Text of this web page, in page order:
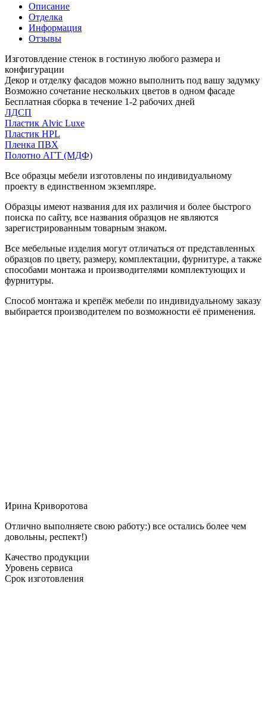
Описание
Отделка
Информация
Отзывы
Изготовлдение стенок в гостиную любого размера и
конфигурации
Декор и отделку фасадов можно выполнить под вашу задумку
Возможно сочетание нескольких цветов в одном фасаде
Бесплатная сборка в течение 1-2 рабочих дней
ЛДСП
Пластик Alvic Luxe
Пластик HPL
Пленка ПВХ
Полотно АГТ (МДФ)
Все образцы мебели изготовлены по индивидуальному
проекту в единственном экземпляре.
Образцы имеют названия для их различия и более быстрого
поиска по сайту, все названия образцов не являются
зарегистрированным товарным знаком.
Все мебельные изделия могут отличаться от представленных
образцов по цвету, размеру, комплектации, фурнитуре, а также
способами монтажа и производителями комплектующих и
фурнитуры.
Способ монтажа и крепёж мебели по индивидуальному заказу
выбирается производителем по возможности её применения.
Ирина Криворотова
Отлично выполняете свою работу:) все остались более чем
довольны, респект!)
Качество продукции
Уровень сервиса
Срок изготовления